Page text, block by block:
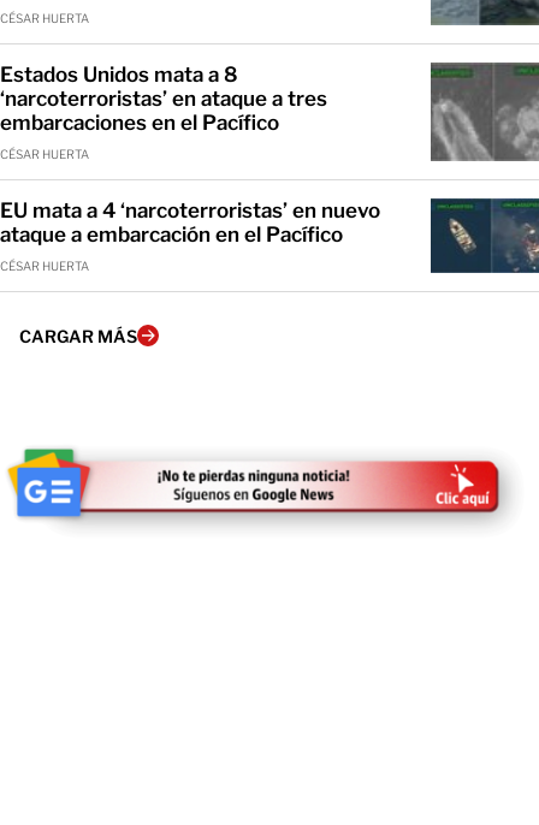
CÉSAR HUERTA
Estados Unidos mata a 8
‘narcoterroristas’ en ataque a tres
embarcaciones en el Pacífico
CÉSAR HUERTA
EU mata a 4 ‘narcoterroristas’ en nuevo
ataque a embarcación en el Pacífico
CÉSAR HUERTA
CARGAR MÁS